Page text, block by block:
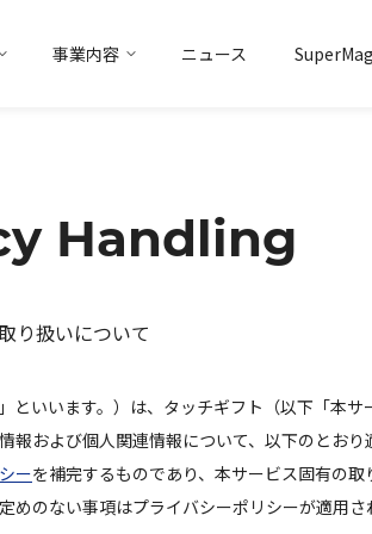
イデンティティ
事業内容 ニュース
Handling
り扱いについて
いいます。）は、タッチギフト（以下「本サ
報および個人関連情報について、以下のとおり
ーを補完するものであり、本サービス固有の取
めのない事項はプライバシーポリシーが適用さ